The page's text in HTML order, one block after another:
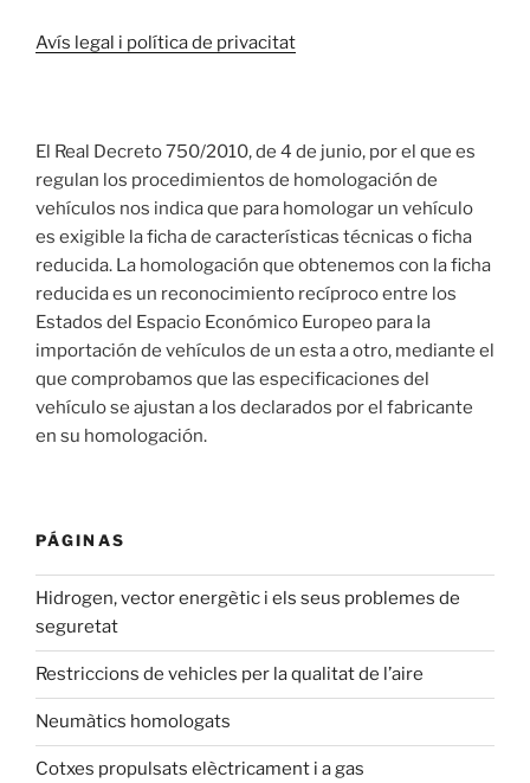
Avís legal i política de privacitat
El Real Decreto 750/2010, de 4 de junio, por el que es
regulan los procedimientos de homologación de
vehículos nos indica que para homologar un vehículo
es exigible la ficha de características técnicas o ficha
reducida. La homologación que obtenemos con la ficha
reducida es un reconocimiento recíproco entre los
Estados del Espacio Económico Europeo para la
importación de vehículos de un esta a otro, mediante el
que comprobamos que las especificaciones del
vehículo se ajustan a los declarados por el fabricante
en su homologación.
PÁGINAS
Hidrogen, vector energètic i els seus problemes de
seguretat
Restriccions de vehicles per la qualitat de l’aire
Neumàtics homologats
Cotxes propulsats elèctricament i a gas